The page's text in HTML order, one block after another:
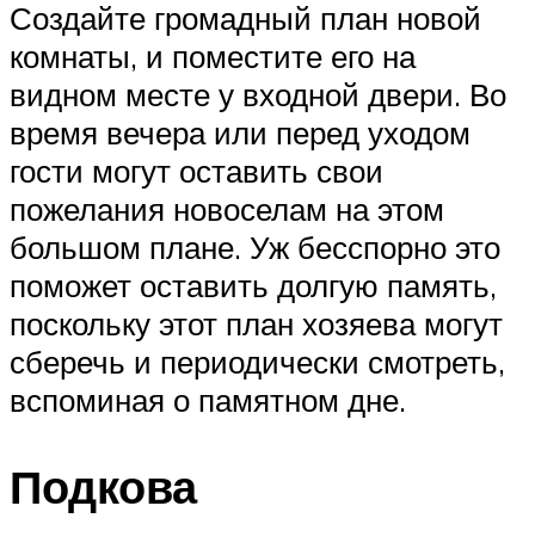
Создайте громадный план новой
комнаты, и поместите его на
видном месте у входной двери. Во
время вечера или перед уходом
гости могут оставить свои
пожелания новоселам на этом
большом плане. Уж бесспорно это
поможет оставить долгую память,
поскольку этот план хозяева могут
сберечь и периодически смотреть,
вспоминая о памятном дне.
Подкова